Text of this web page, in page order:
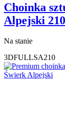
Choinka
Alpejski
Na stanie
3DFULLSA210